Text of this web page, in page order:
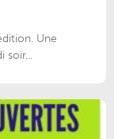
Une
soir...